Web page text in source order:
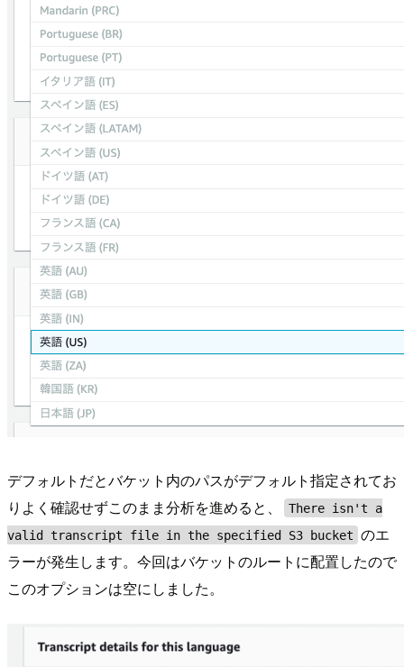
デフォルトだとバケット内のパスがデフォルト指定されてお
りよく確認せずこのまま分析を進めると、
There isn't a
valid transcript file in the specified S3 bucket のエ
ラーが発生します。今回はバケットのルートに配置したので
このオプションは空にしました。